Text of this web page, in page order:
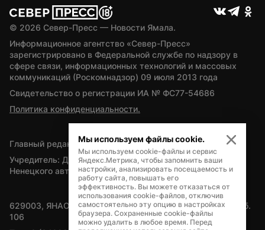
© 2026 Север-Пресс — Новости Ямала.
Информационное агентство «Север-Пресс»
зарегистрировано в Федеральной службе по надзору в
сфере связи, информационных технологий и массовых
коммуникаций (Роскомнадзор) 09 июля 2013 года
Свидетельство о регистрации ИА № ФС77-54686
Политика конфиденциальности.
Главный редактор — А.Л. Поздеев
Учредитель: Департамент внутренней политики Ямало-
Ненецкого автономного округа
629003, ЯНАО, Салехард, мкр. Богдана Кнунянца, д.1, каб.
106
Мы используем файлы cookie.
Мы используем cookie-файлы и сервис
Яндекс.Метрика, чтобы запомнить ваши
настройки, анализировать посещаемость и
работу сайта, повышать его
эффективность. Вы можете отказаться от
использования cookie-файлов, отключив
самостоятельно эту опцию в настройках
браузера. Сохраненные cookie-файлы
можно удалить в любое время. Перед